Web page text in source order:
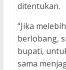
ditentukan.
“Jika
berlobang,
bupati,
sama